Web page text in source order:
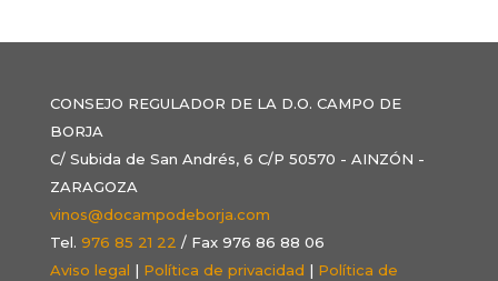
CONSEJO REGULADOR DE LA D.O. CAMPO DE
BORJA
C/ Subida de San Andrés, 6 C/P 50570 - AINZÓN -
ZARAGOZA
vinos@docampodeborja.com
Tel. 976 85 21 22 / Fax 976 86 88 06
Aviso legal | Política de privacidad | Política de